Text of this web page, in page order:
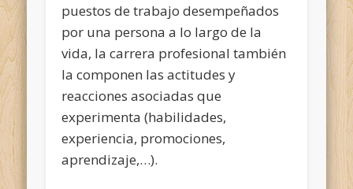
puestos de trabajo desempeñados
por una persona a lo largo de la
vida, la carrera profesional también
la componen las actitudes y
reacciones asociadas que
experimenta (habilidades,
experiencia, promociones,
aprendizaje,…).